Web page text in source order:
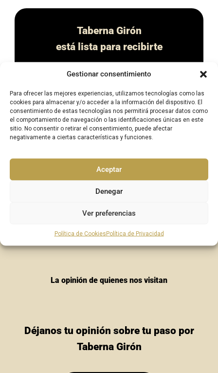
Gestionar consentimiento
Para ofrecer las mejores experiencias, utilizamos tecnologías como las
cookies para almacenar y/o acceder a la información del dispositivo. El
consentimiento de estas tecnologías nos permitirá procesar datos como
el comportamiento de navegación o las identificaciones únicas en este
sitio. No consentir o retirar el consentimiento, puede afectar
negativamente a ciertas características y funciones.
Aceptar
Denegar
Ver preferencias
Política de CookiesPolítica de Privacidad
Taberna Girón
está lista para recibirte
En nuestros platos nos gusta combinar la cocina tradicional y
ofrecer sabores nuevos y texturas innovadoras.
Ven a conocernos, disfruta de nuestro servicio, de nuestras
vistas frente al mar y de un ambiente tranquilo y agradable.
¡Te esperamos!
Santi y Maribel
Saber más
La opinión de quienes nos visitan
Déjanos tu opinión sobre tu paso por
Taberna Girón